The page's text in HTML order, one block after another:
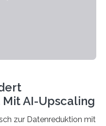
AI-Upscaling
zur Datenreduktion mit